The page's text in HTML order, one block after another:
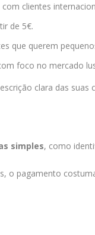
clientes
de 5€.
que querem
foco no mercado
clara das
simples, como
o pagamento